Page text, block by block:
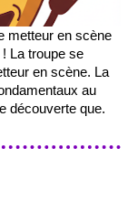
metteur en scène
La troupe se
en scène. La
au
découverte que.